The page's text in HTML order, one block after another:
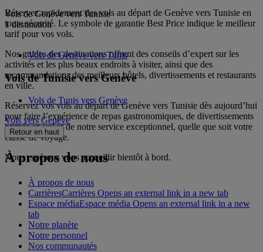
Réservez rapidement des vols au départ de Genève vers Tunisie en
toute sécurité. Le symbole de garantie Best Price indique le meilleur
tarif pour vos vols.
Nos guides des destinations offrent des conseils d’expert sur les
activités et les plus beaux endroits à visiter, ainsi que des
recommandations des meilleurs hôtels, divertissements et restaurants
en ville.
Réservez vos vols au départ de Genève vers Tunisie dès aujourd’hui
pour faire l’expérience de repas gastronomiques, de divertissements
primés en vol et de notre service exceptionnel, quelle que soit votre
classe de voyage.
Nous espérons vous accueillir bientôt à bord.
Vols de Genève vers Tunisie
1 destination
Vols de Genève vers Tunis
Vols de Tunisie vers Genève
Vols de Tunis vers Genève
Vols vers Genève
Retour en haut
À propos de nous
À propos de nous
CarrièresCarrières Opens an external link in a new tab
Espace médiaEspace média Opens an external link in a new
tab
Notre planète
Notre personnel
Nos communautés